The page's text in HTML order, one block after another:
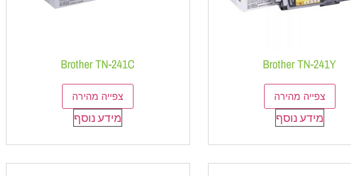
Brother TN-241Y
צפייה מהירה
מידע נוסף
Brother TN-241C
צפייה מהירה
מידע נוסף